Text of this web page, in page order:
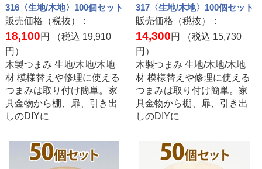
316〈生地/木地〉100個セット
販売価格（税抜）：
18,100円 （税込 19,910
円）
木製つまみ 生地/木地/木地
材 模様替えや修理に使える
つまみは取り付け簡単。家
具金物から棚、扉、引き出
しのDIYに
317〈生地/木地〉100個セット
販売価格（税抜）：
14,300円 （税込 15,730
円）
木製つまみ 生地/木地/木地
材 模様替えや修理に使える
つまみは取り付け簡単。家
具金物から棚、扉、引き出
しのDIYに